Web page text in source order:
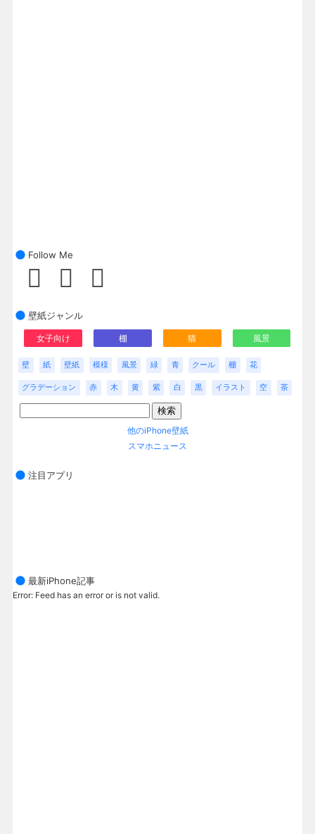
Follow Me
壁紙ジャンル
女子向け 棚 猫 風景
壁 紙 壁紙 模様 風景 緑 青 クール 棚 花
グラデーション 赤 木 黄 紫 白 黒 イラスト 空 茶
他のiPhone壁紙
スマホニュース
注目アプリ
最新iPhone記事
Error: Feed has an error or is not valid.